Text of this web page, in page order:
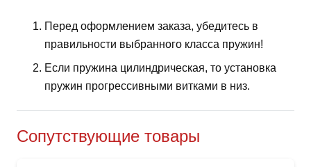
Перед оформлением заказа, убедитесь в
правильности выбранного класса пружин!
Если пружина цилиндрическая, то установка
пружин прогрессивными витками в низ.
Сопутствующие товары